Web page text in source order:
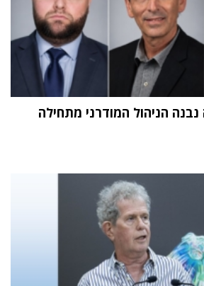
הניהול המודרני מתחילה